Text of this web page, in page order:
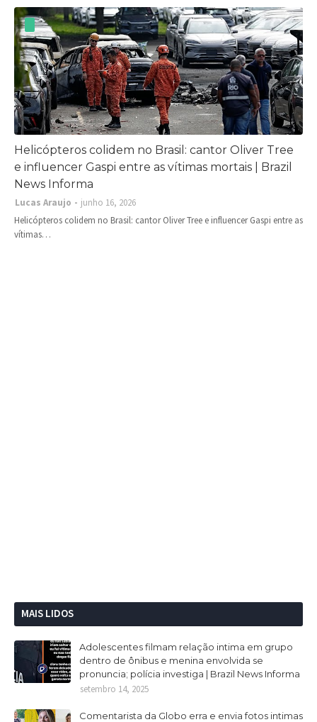
Helicópteros colidem no Brasil: cantor Oliver Tree
e influencer Gaspi entre as vítimas mortais | Brazil
News Informa
Lucas Araujo
junho 16, 2026
Helicópteros colidem no Brasil: cantor Oliver Tree e influencer Gaspi entre as
vítimas…
MAIS LIDOS
Adolescentes filmam relação intima em grupo
dentro de ônibus e menina envolvida se
pronuncia; polícia investiga | Brazil News Informa
setembro 14, 2025
Comentarista da Globo erra e envia fotos intimas